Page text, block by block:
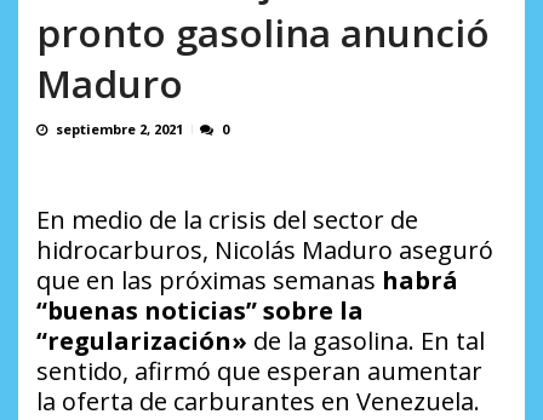
AGOSTO 7, 2026
pronto gasolina anunció
Maduro
septiembre 2, 2021 0
En medio de la crisis del sector de
hidrocarburos, Nicolás Maduro aseguró
que en las próximas semanas habrá
“buenas noticias” sobre la
“regularización» de la gasolina. En tal
sentido, afirmó que esperan aumentar
la oferta de carburantes en Venezuela.